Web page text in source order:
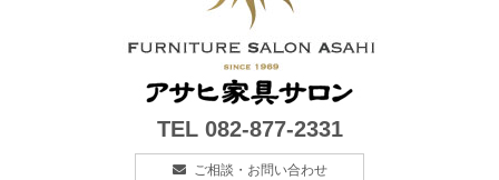
TEL 082-877-2331
ご相談・お問い合わせ